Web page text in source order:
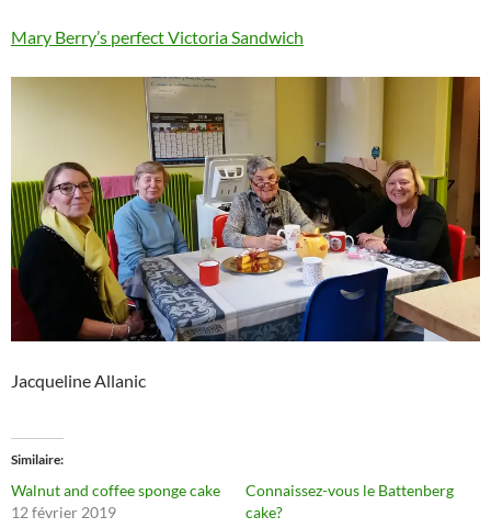
Mary Berry’s perfect Victoria Sandwich
Jacqueline Allanic
Similaire
Walnut and coffee sponge cake
12 février 2019
Connaissez-vous le Battenberg
cake?